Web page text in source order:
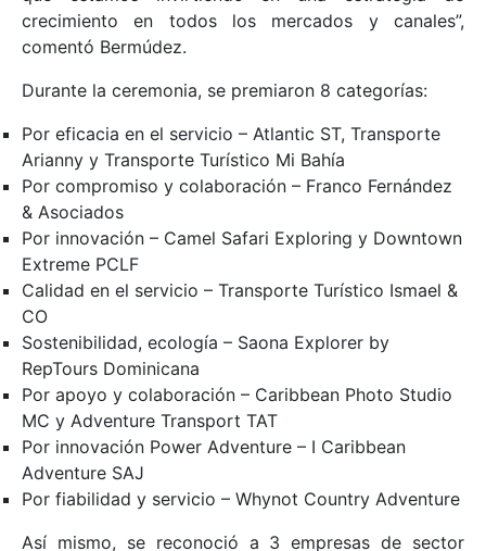
crecimiento en todos los mercados y canales”,
comentó Bermúdez.
Durante la ceremonia, se premiaron 8 categorías:
Por eficacia en el servicio – Atlantic ST, Transporte
Arianny y Transporte Turístico Mi Bahía
Por compromiso y colaboración – Franco Fernández
& Asociados
Por innovación – Camel Safari Exploring y Downtown
Extreme PCLF
Calidad en el servicio – Transporte Turístico Ismael &
CO
Sostenibilidad, ecología – Saona Explorer by
RepTours Dominicana
Por apoyo y colaboración – Caribbean Photo Studio
MC y Adventure Transport TAT
Por innovación Power Adventure – I Caribbean
Adventure SAJ
Por fiabilidad y servicio – Whynot Country Adventure
Así mismo, se reconoció a 3 empresas de sector